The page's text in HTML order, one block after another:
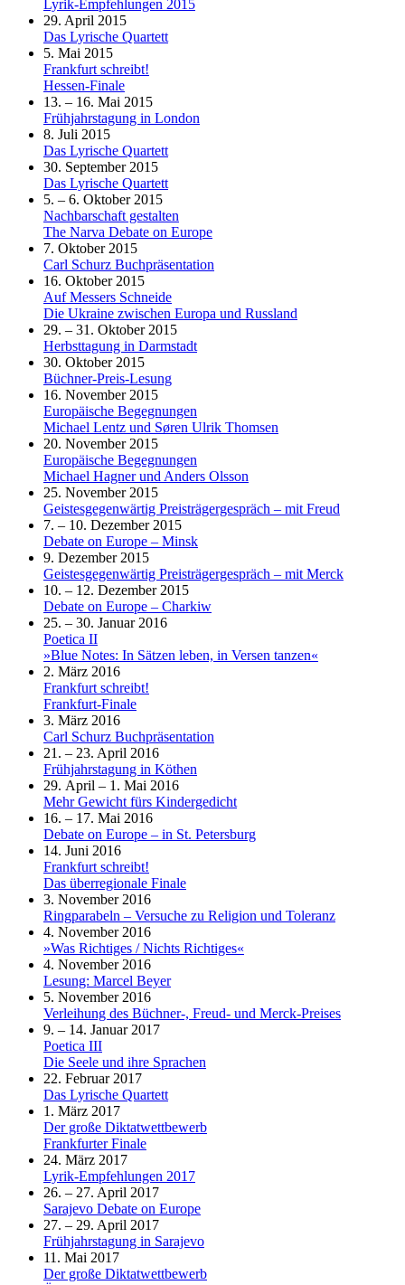
Lyrik-Empfehlungen 2015
29. April 2015
Das Lyrische Quartett
5. Mai 2015
Frankfurt schreibt!
Hessen-Finale
13. – 16. Mai 2015
Frühjahrstagung in London
8. Juli 2015
Das Lyrische Quartett
30. September 2015
Das Lyrische Quartett
5. – 6. Oktober 2015
Nachbarschaft gestalten
The Narva Debate on Europe
7. Oktober 2015
Carl Schurz Buchpräsentation
16. Oktober 2015
Auf Messers Schneide
Die Ukraine zwischen Europa und Russland
29. – 31. Oktober 2015
Herbsttagung in Darmstadt
30. Oktober 2015
Büchner-Preis-Lesung
16. November 2015
Europäische Begegnungen
Michael Lentz und Søren Ulrik Thomsen
20. November 2015
Europäische Begegnungen
Michael Hagner und Anders Olsson
25. November 2015
Geistesgegenwärtig Preisträgergespräch – mit Freud
7. – 10. Dezember 2015
Debate on Europe – Minsk
9. Dezember 2015
Geistesgegenwärtig Preisträgergespräch – mit Merck
10. – 12. Dezember 2015
Debate on Europe – Charkiw
25. – 30. Januar 2016
Poetica II
»Blue Notes: In Sätzen leben, in Versen tanzen«
2. März 2016
Frankfurt schreibt!
Frankfurt-Finale
3. März 2016
Carl Schurz Buchpräsentation
21. – 23. April 2016
Frühjahrstagung in Köthen
29. April – 1. Mai 2016
Mehr Gewicht fürs Kindergedicht
16. – 17. Mai 2016
Debate on Europe – in St. Petersburg
14. Juni 2016
Frankfurt schreibt!
Das überregionale Finale
3. November 2016
Ringparabeln – Versuche zu Religion und Toleranz
4. November 2016
»Was Richtiges / Nichts Richtiges«
4. November 2016
Lesung: Marcel Beyer
5. November 2016
Verleihung des Büchner-, Freud- und Merck-Preises
9. – 14. Januar 2017
Poetica III
Die Seele und ihre Sprachen
22. Februar 2017
Das Lyrische Quartett
1. März 2017
Der große Diktatwettbewerb
Frankfurter Finale
24. März 2017
Lyrik-Empfehlungen 2017
26. – 27. April 2017
Sarajevo Debate on Europe
27. – 29. April 2017
Frühjahrstagung in Sarajevo
11. Mai 2017
Der große Diktatwettbewerb